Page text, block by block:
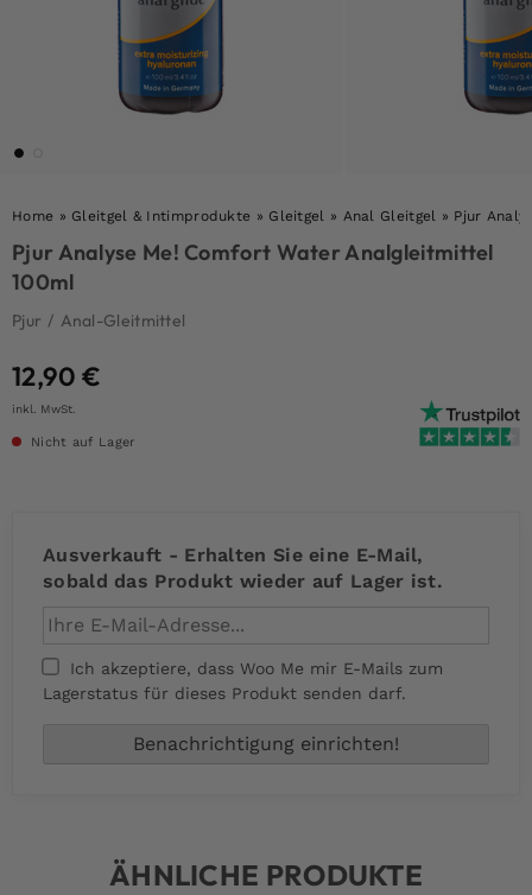
Home » Gleitgel & Intimprodukte » Gleitgel » Anal Gleitgel » Pjur
Pjur Analyse Me! Comfort Water Analgleitmittel
100ml
Pjur / Anal-Gleitmittel
12,90 €
inkl. MwSt.
Nicht auf Lager
Ausverkauft - Erhalten Sie eine E-Mail,
sobald das Produkt wieder auf Lager ist.
Ich akzeptiere, dass Woo Me mir E-Mails zum
Lagerstatus für dieses Produkt senden darf.
ÄHNLICHE PRODUKTE